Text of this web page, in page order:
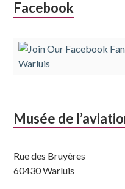
Colonne
subsidiaire
Facebook
Warluis
Musée de
Rue des Bruyères
60430 Warluis